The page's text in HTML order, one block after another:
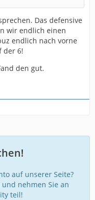
Das defensive
wir endlich einen
endlich nach vorne
der 6!
den gut.
auf unserer Seite?
und nehmen Sie an
teil!